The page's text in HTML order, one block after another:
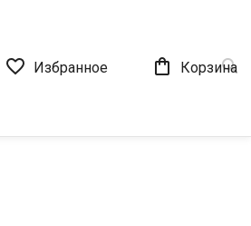

 Избранное  Корзина